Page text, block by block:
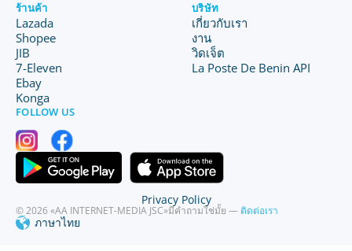
ร้านค้า
Lazada
Shopee
JIB
7-Eleven
Ebay
Konga
บริษัท
เกี่ยวกับเรา
งาน
วิดเจ็ต
La Poste De Benin API
FOLLOW US
© 2026 «AA INTERNET-MEDIA JSC»มีคำถามใช่มั้ย — ติดต่อเรา
ภาษาไทย
Privacy Policy